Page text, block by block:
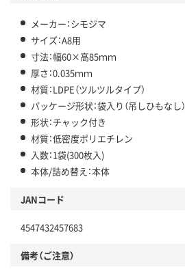
メーカー：シモジマ
サイズ：A8用
寸法：幅60×高85ｍｍ
厚さ：0.035ｍｍ
材質：LDPE（ツルツルタイプ）
パッケージ形状：袋入り（吊しひもなし）
形状：チャック付き
材質：低密度ポリエチレン
入数：1袋(300枚入)
本体/詰め替え：本体
JANコード
4547432457683
備考（ご注意）